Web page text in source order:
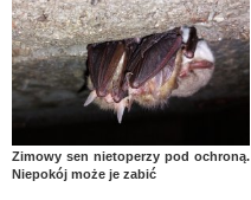
Zimowy sen nietoperzy pod ochroną.
Niepokój może je zabić